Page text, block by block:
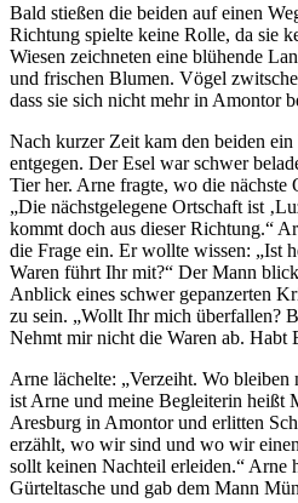
Bald stießen die beiden auf einen
Richtung spielte keine Rolle, da sie
Wiesen zeichneten eine blühende
und frischen Blumen. Vögel
dass sie sich nicht mehr in Amontor
Nach kurzer Zeit kam den beiden
entgegen. Der Esel war schwer
Tier her. Arne fragte, wo die nächste
„Die nächstgelegene Ortschaft ist
kommt doch aus dieser Richtung.“
die Frage ein. Er wollte wissen: „Ist
Waren führt Ihr mit?“ Der Mann
Anblick eines schwer gepanzerten
zu sein. „Wollt Ihr mich überfallen?
Nehmt mir nicht die Waren ab. Habt
Arne lächelte: „Verzeiht. Wo
ist Arne und meine Begleiterin heißt
Aresburg in Amontor und erlitten
erzählt, wo wir sind und wo wir
sollt keinen Nachteil erleiden.“ Arne
Gürteltasche und gab dem Mann